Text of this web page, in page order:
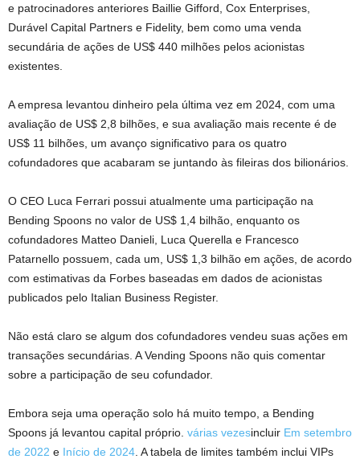
e patrocinadores anteriores Baillie Gifford, Cox Enterprises,
Durável Capital Partners e Fidelity, bem como uma venda
secundária de ações de US$ 440 milhões pelos acionistas
existentes.
A empresa levantou dinheiro pela última vez em 2024, com uma
avaliação de US$ 2,8 bilhões, e sua avaliação mais recente é de
US$ 11 bilhões, um avanço significativo para os quatro
cofundadores que acabaram se juntando às fileiras dos bilionários.
O CEO Luca Ferrari possui atualmente uma participação na
Bending Spoons no valor de US$ 1,4 bilhão, enquanto os
cofundadores Matteo Danieli, Luca Querella e Francesco
Patarnello possuem, cada um, US$ 1,3 bilhão em ações, de acordo
com estimativas da Forbes baseadas em dados de acionistas
publicados pelo Italian Business Register.
Não está claro se algum dos cofundadores vendeu suas ações em
transações secundárias. A Vending Spoons não quis comentar
sobre a participação de seu cofundador.
Embora seja uma operação solo há muito tempo, a Bending
Spoons já levantou capital próprio. várias vezesincluir Em setembro
de 2022 e Início de 2024 . A tabela de limites também inclui VIPs